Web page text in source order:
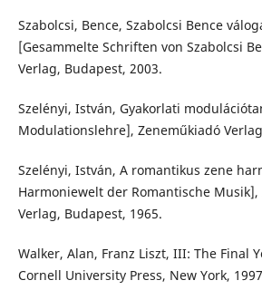
Szabolcsi, Bence, Szabolcsi Bence
[Gesammelte Schriften von Szabolcsi
Verlag, Budapest, 2003.
Szelényi, István, Gyakorlati
Modulationslehre], Zeneműkiadó
Szelényi, István, A romantikus zene
Harmoniewelt der Romantische
Verlag, Budapest, 1965.
Walker, Alan, Franz Liszt, III: The Final
Cornell University Press, New York,